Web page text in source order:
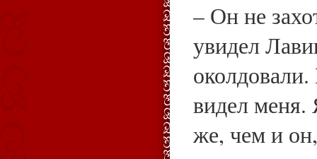
– Он не
увидел
видел меня.
же, чем и